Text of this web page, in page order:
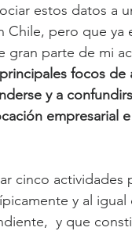
estos datos a
Chile, pero que ya
gran parte de mi
focos de
y a
empresarial
cinco actividades
y al igual
y que